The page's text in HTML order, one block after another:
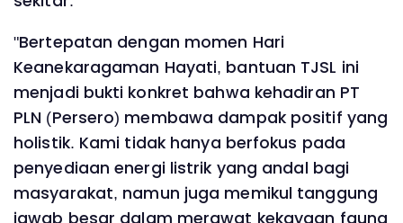
"Bertepatan dengan momen Hari
Keanekaragaman Hayati, bantuan TJSL ini
menjadi bukti konkret bahwa kehadiran PT
PLN (Persero) membawa dampak positif yang
holistik. Kami tidak hanya berfokus pada
penyediaan energi listrik yang andal bagi
masyarakat, namun juga memikul tanggung
jawab besar dalam merawat kekayaan fauna